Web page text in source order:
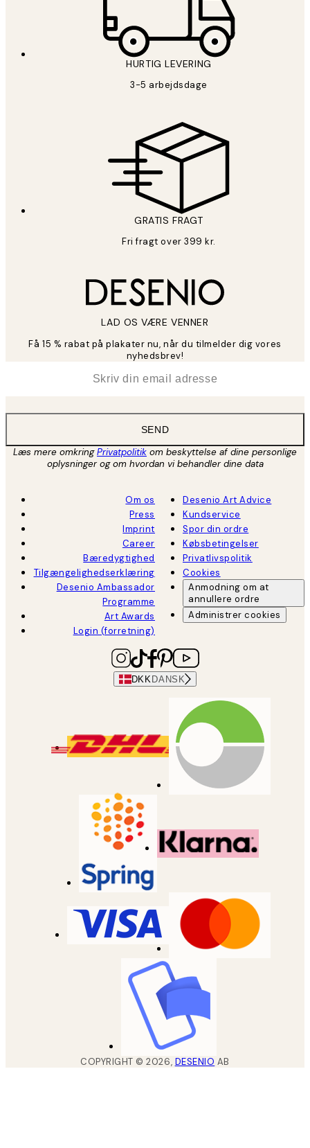
HURTIG LEVERING
3-5 arbejdsdage
GRATIS FRAGT
Fri fragt over 399 kr.
LAD OS VÆRE VENNER
Få 15 % rabat på plakater nu, når du tilmelder dig vores
nyhedsbrev!
SEND
Læs mere omkringPrivatpolitik om beskyttelse af dine personlige
oplysninger og om hvordan vi behandler dine data
Om os
Press
Imprint
Career
Bæredygtighed
Tilgængelighedserklæring
Desenio Ambassador
Programme
Art Awards
Login (forretning)
Desenio Art Advice
Kundservice
Spor din ordre
Købsbetingelser
Privatlivspolitik
Cookies
Anmodning om at
annullere ordre
Administrer cookies
DKK DANSK
COPYRIGHT ©2026, DESENIO AB